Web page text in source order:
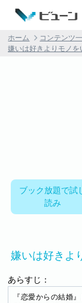
ホーム コンテンツ
嫌いは好きよりモノを
ブック放題で試
読み
嫌いは好きよ
あらすじ：
『恋愛からの結婚